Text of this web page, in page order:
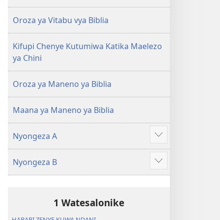
ya
2018)
ya
2018)
Oroza ya Vitabu vya Biblia
Kifupi Chenye Kutumiwa Katika Maelezo
ya Chini
Oroza ya Maneno ya Biblia
Maana ya Maneno ya Biblia
Nyongeza A
Show
more
Nyongeza B
Show
more
1 Watesalonike